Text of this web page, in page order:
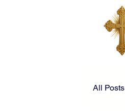
All Posts